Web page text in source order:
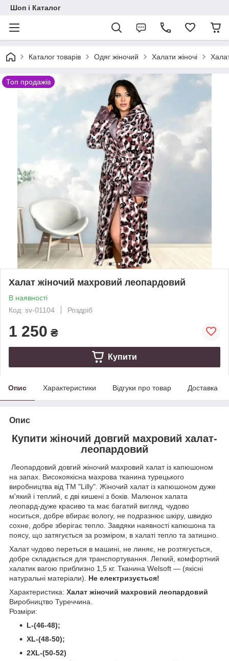
Шоп і Каталог
Каталог товарів Одяг жіночий Халати жіночі
Топ продажів
Халат жіночий махровий леопардовий
В наявності
Код: sv-01104
Роздріб
1 250 ₴
Купити
Опис Характеристики Відгуки про товар Доставка
Опис
Купити жіночий довгий махровий халат-
леопардовий
Леопардовий довгий жіночий махровий халат із капюшоном
на запах. Високоякісна махрова тканина турецького
виробництва від ТМ "Lilly". Жіночий халат із капюшоном дуже
м'який і теплий, є дві кишені з боків. Малюнок халата
леопард-дуже красиво та має багатий вигляд, чудово
носиться, добре вбирає вологу, не подразнює шкіру, швидко
сохне, добре зберігає тепло. Завдяки наявності капюшона та
поясу, що затягується за розміром, в халаті тепло та затишно.
Халат чудово переться в машині, не линяє, не розтягується,
добре складається для транспортування. Легкий, комфортний
халатик вагою приблизно 1,5 кг. Тканина Welsoft — (якісні
натуральні матеріали). Не електризується!
Характеристика: Халат жіночий махровий леопардовий
Виробництво Туреччина.
Розміри:
L-(46-48);
XL-(48-50);
2XL-(50-52)